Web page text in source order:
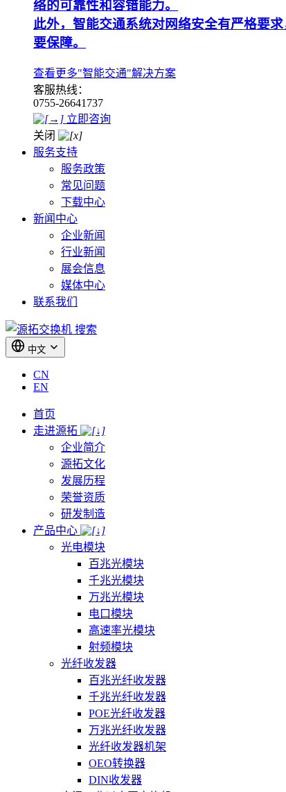
络的可靠性和容错能力。
此外，智能交通系统对网络安全有严格要
要保障。
查看更多"智能交通"解决方案
客服热线：
0755-26641737
立即咨询
关闭
服务支持
服务政策
常见问题
下载中心
新闻中心
企业新闻
行业新闻
展会信息
媒体中心
联系我们
搜索
中文
CN
EN
首页
走进源拓
企业简介
源拓文化
发展历程
荣誉资质
研发制造
产品中心
光电模块
百兆光模块
千兆光模块
万兆光模块
电口模块
高速率光模块
射频模块
光纤收发器
百兆光纤收发器
千兆光纤收发器
POE光纤收发器
万兆光纤收发器
光纤收发器机架
OEO转换器
DIN收发器